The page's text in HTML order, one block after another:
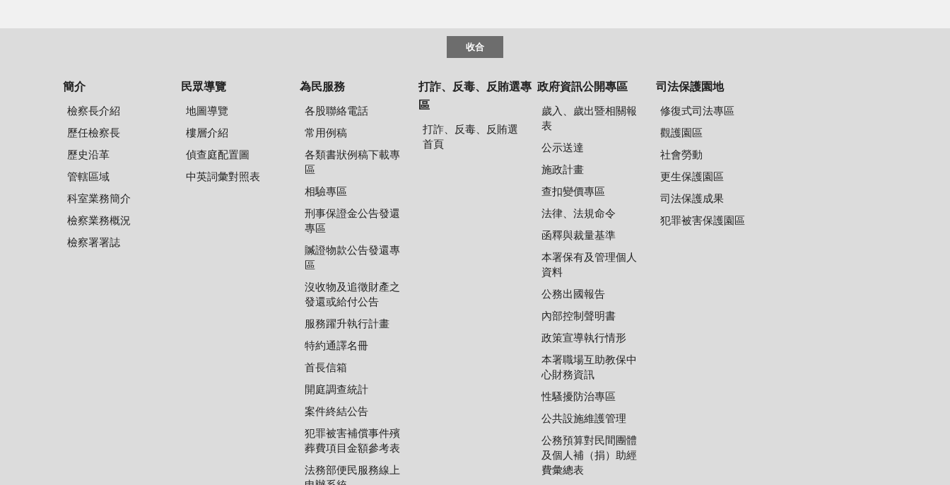
收合
簡介
檢察長介紹
歷任檢察長
歷史沿革
管轄區域
科室業務簡介
檢察業務概況
檢察署署誌
民眾導覽
地圖導覽
樓層介紹
偵查庭配置圖
中英詞彙對照表
為民服務
各股聯絡電話
常用例稿
各類書狀例稿下載專
區
相驗專區
刑事保證金公告發還
專區
贓證物款公告發還專
區
沒收物及追徵財產之
發還或給付公告
服務躍升執行計畫
特約通譯名冊
首長信箱
開庭調查統計
案件終結公告
犯罪被害補償事件殯
葬費項目金額參考表
法務部便民服務線上
打詐、反毒、反賄選專
區
打詐、反毒、反賄選
首頁
政府資訊公開專區
歲入、歲出暨相關報
表
公示送達
施政計畫
查扣變價專區
法律、法規命令
函釋與裁量基準
本署保有及管理個人
資料
公務出國報告
內部控制聲明書
政策宣導執行情形
本署職場互助教保中
心財務資訊
性騷擾防治專區
公共設施維護管理
公務預算對民間團體
及個人補（捐）助經
費彙總表
司法保護園地
修復式司法專區
觀護園區
社會勞動
更生保護園區
司法保護成果
犯罪被害保護園區